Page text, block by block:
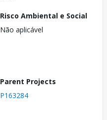
Risco Ambiental e Social
Não aplicável
Parent Projects
P163284